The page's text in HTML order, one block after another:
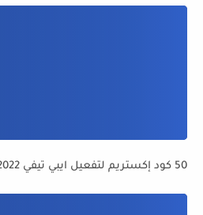
50 كود إكستريم لتفعيل ايبي تيفي Xtream Code IptV 2022